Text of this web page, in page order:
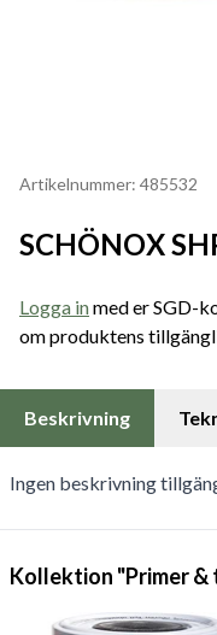
Artikelnummer: 485532
SCHÖNOX
Logga inmed er SGD-
om produktens
Beskrivning
Ingen beskrivning
Kollektion "Primer